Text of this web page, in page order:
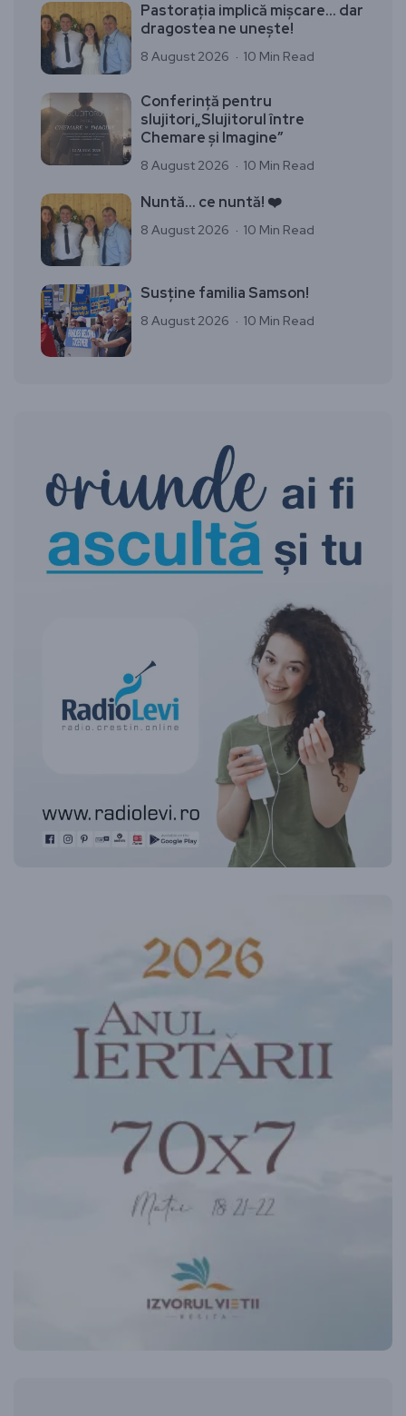
Pastorația implică mișcare… dar
dragostea ne unește!
8 August 2026 10 Min Read
Conferință pentru
slujitori„Slujitorul între
Chemare și Imagine”
8 August 2026 10 Min Read
Nuntă… ce nuntă! ❤️
8 August 2026 10 Min Read
Susține familia Samson!
8 August 2026 10 Min Read